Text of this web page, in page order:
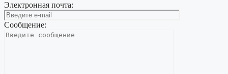
Электронная почта:
Сообщение: